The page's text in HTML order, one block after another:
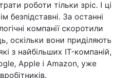
роботи тільки зріс. І ці
безпідставні. За останні
компанії скоротили
оскільки вони приділяють
з найбільших IT-компаній,
Apple і Amazon, уже